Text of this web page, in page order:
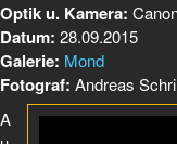
Optik u. Kamera:
Datum: 28.09.2015
Galerie: Mond
Fotograf: Andreas
A